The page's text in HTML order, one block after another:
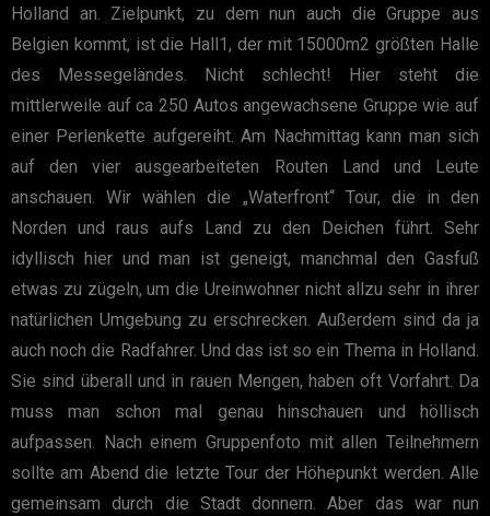
Holland an. Zielpunkt, zu dem nun auch die Gruppe aus
Belgien kommt, ist die Hall1, der mit 15000m2 größten Halle
des Messegeländes. Nicht schlecht! Hier steht die
mittlerweile auf ca 250 Autos angewachsene Gruppe wie auf
einer Perlenkette aufgereiht. Am Nachmittag kann man sich
auf den vier ausgearbeiteten Routen Land und Leute
anschauen. Wir wählen die „Waterfront“ Tour, die in den
Norden und raus aufs Land zu den Deichen führt. Sehr
idyllisch hier und man ist geneigt, manchmal den Gasfuß
etwas zu zügeln, um die Ureinwohner nicht allzu sehr in ihrer
natürlichen Umgebung zu erschrecken. Außerdem sind da ja
auch noch die Radfahrer. Und das ist so ein Thema in Holland.
Sie sind überall und in rauen Mengen, haben oft Vorfahrt. Da
muss man schon mal genau hinschauen und höllisch
aufpassen. Nach einem Gruppenfoto mit allen Teilnehmern
sollte am Abend die letzte Tour der Höhepunkt werden. Alle
gemeinsam durch die Stadt donnern. Aber das war nun